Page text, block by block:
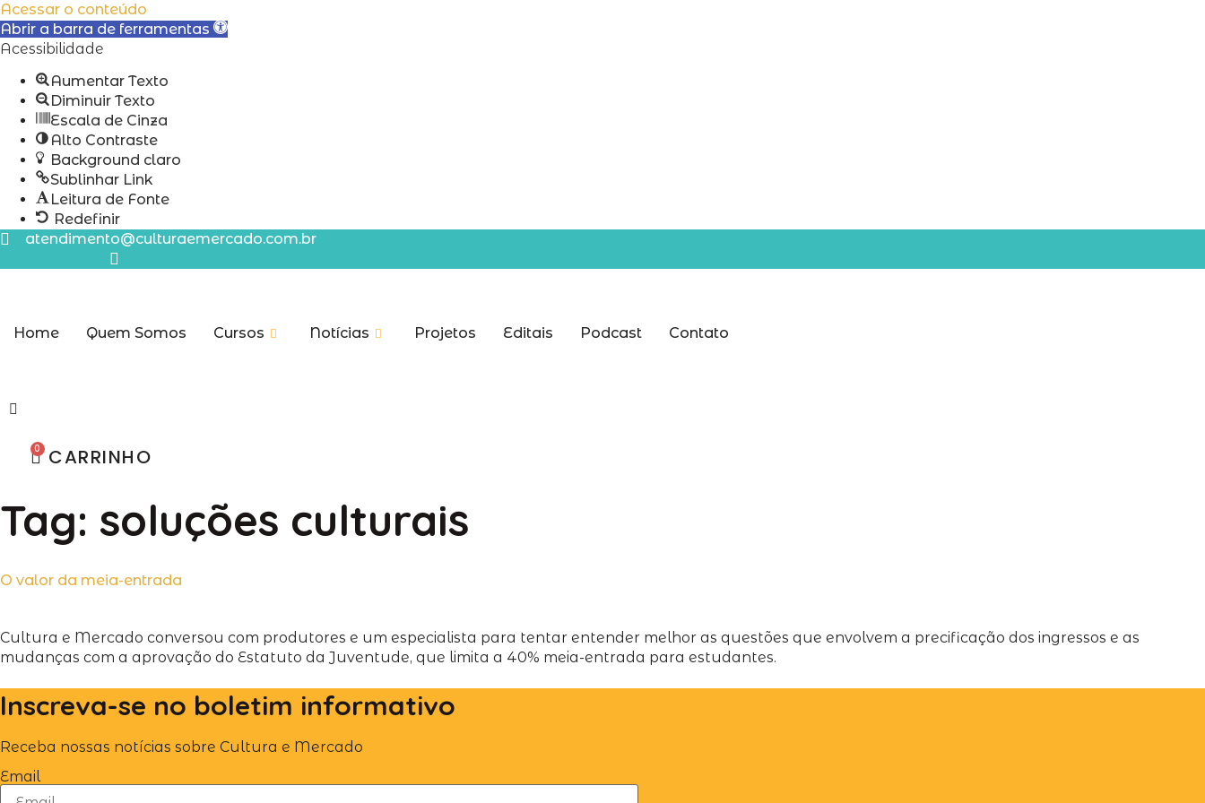
Acessar o conteúdo
Abrir a barra de ferramentas
Acessibilidade
Aumentar Texto
Diminuir Texto
Escala de Cinza
Alto Contraste
Background claro
Sublinhar Link
Leitura de Fonte
Redefinir
Ir
atendimento@culturaemercado.com.br
Home Quem Somos Cursos Notícias Projetos Editais Podcast Contato
0 CARRINHO
Tag: soluções culturais
O valor da meia-entrada
Cultura e Mercado conversou com produtores e um especialista para tentar entender melhor as questões que envolvem a precificação dos ingressos e as
mudanças com a aprovação do Estatuto da Juventude, que limita a 40% meia-entrada para estudantes.
Inscreva-se no boletim informativo
Receba nossas notícias sobre Cultura e Mercado
Email